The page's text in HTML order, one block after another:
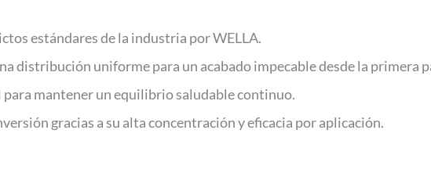
estándares de la industria por WELLA.
distribución uniforme para un acabado impecable desde la primera
para mantener un equilibrio saludable continuo.
gracias a su alta concentración y eficacia por aplicación.